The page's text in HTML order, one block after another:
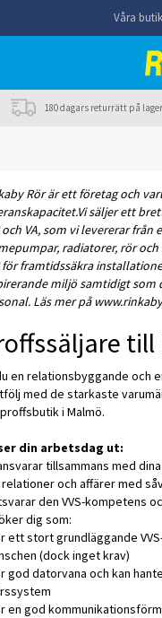
Våra
180 dagars returrätt på
Rör är ett företag och
säljer ett
och VA, som vi levererar
radiatorer, rör
för framtidssäkra
miljö samtidigt som
Läs mer på
till
en relationsbyggande och
med de starkaste
i Malmö.
din arbetsdag ut:
tillsammans med
relationer och affärer med
den VVS-kompetens
dig som:
ett stort grundläggande
(dock inget krav)
god datorvana och kan
en god